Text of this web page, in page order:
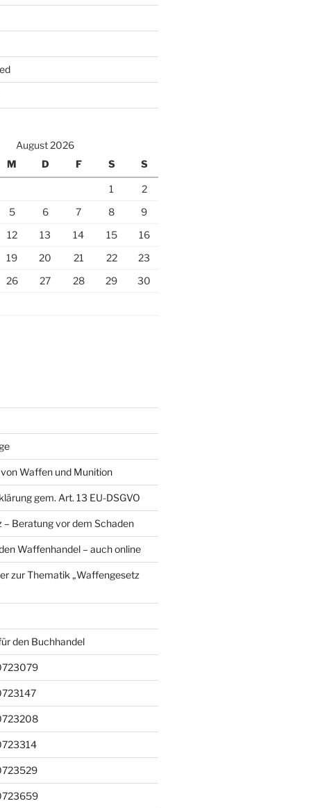
August 2026
M D F S S
1
2
5 6 7 8
9
12 13 14 15
16
19 20 21 22
23
26 27 28 29
30
Waffen und Munition
gem. Art. 13 EU-DSGVO
– Beratung vor dem Schaden
Waffenhandel – auch online
zur Thematik „Waffengesetz
den Buchhandel